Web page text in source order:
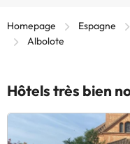
Homepage Espagne
Albolote
Hôtels très bien